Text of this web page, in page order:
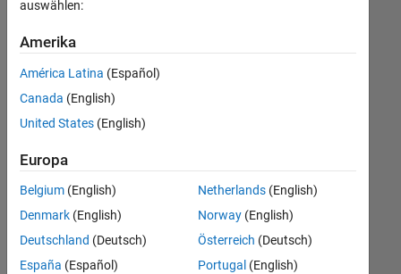
Inside Sales
Business Model Team
Human Resources
Derzeit
es
keine
offenen
Stellen,
Ihren
Suchkriterien
entsprechen.
können
die
auswählen:
Amerika
América Latina (Español)
Canada (English)
United States (English)
Europa
Belgium (English)
Denmark (English)
Deutschland (Deutsch)
España (Español)
Netherlands(English)
Norway(English)
Österreich (Deutsch)
Portugal (English)